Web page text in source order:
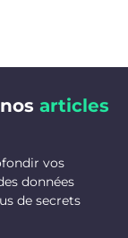
articles
vos
données
de secrets